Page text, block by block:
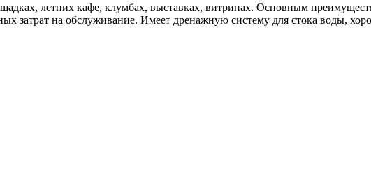
летних кафе, клумбах, выставках, витринах. Основным
затрат на обслуживание. Имеет дренажную систему для стока воды,